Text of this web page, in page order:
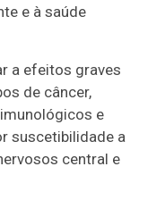
e à saúde
a efeitos graves
de câncer,
e
suscetibilidade a
central e